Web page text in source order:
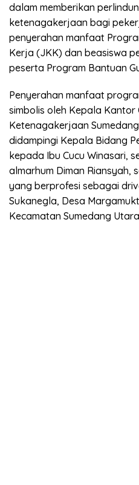
dalam memberikan
ketenagakerjaan bagi
penyerahan manfaat
Kerja (JKK) dan beasiswa
peserta Program Bantuan
Penyerahan manfaat
simbolis oleh Kepala Kantor
Ketenagakerjaan
didampingi Kepala Bidang
kepada Ibu Cucu Winasari,
almarhum Diman Riansyah,
yang berprofesi sebagai
Sukanegla, Desa
Kecamatan Sumedang